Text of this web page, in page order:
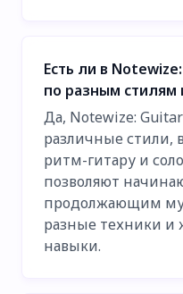
Есть ли в
по разным стилям
Да, Notewize:
различные стили,
ритм-гитару и
позволяют
продолжающим
разные техники и
навыки.